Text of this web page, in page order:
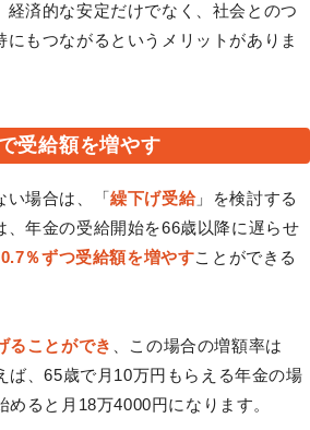
経済的な安定だけでなく、社会とのつ
にもつながるというメリットがありま
受給額を増やす
い場合は、「繰下げ受給」を検討する
、年金の受給開始を66歳以降に遅らせ
％ずつ受給額を増やすことができる
ることができ
、この場合の増額率は
ば、65歳で月10万円もらえる年金の場
ると月18万4000円になります。